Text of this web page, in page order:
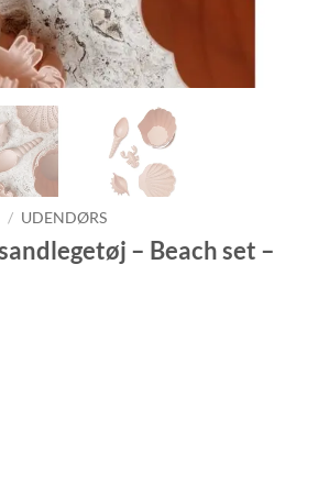
/ UDENDØRS
– Beach set –